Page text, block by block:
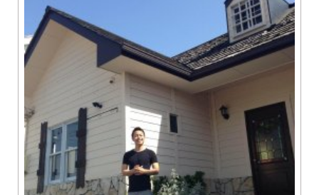
阿久比町
常滑市
南知多町
ショップ
住まい・暮らし
習い事・趣味
宿泊
観光・自然